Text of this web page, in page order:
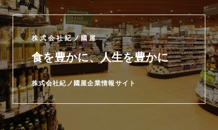
株式会社紀ノ國屋
食を豊かに、人生を豊かに
株式会社紀ノ國屋企業情報サイト